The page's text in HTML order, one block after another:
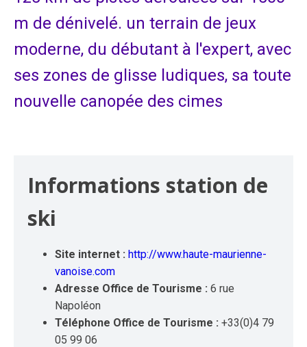
m de dénivelé. un terrain de jeux
moderne, du débutant à l'expert, avec
ses zones de glisse ludiques, sa toute
nouvelle canopée des cimes
Informations station de
ski
Site internet : http://www.haute-maurienne-
vanoise.com
Adresse Office de Tourisme : 6 rue
Napoléon
Téléphone Office de Tourisme : +33(0)4 79
05 99 06